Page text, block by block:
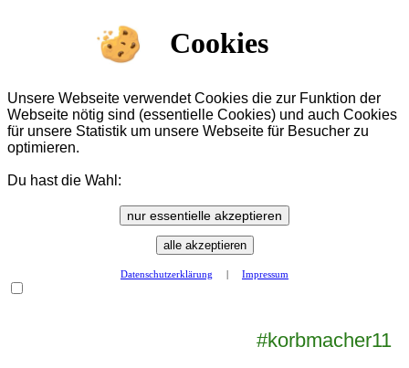
Cookies
Unsere Webseite verwendet Cookies die zur Funktion der
Webseite nötig sind (essentielle Cookies) und auch Cookies
für unsere Statistik um unsere Webseite für Besucher zu
optimieren.
Du hast die Wahl:
nur essentielle akzeptieren
alle akzeptieren
Datenschutzerklärung Impressum
#korbmacher11